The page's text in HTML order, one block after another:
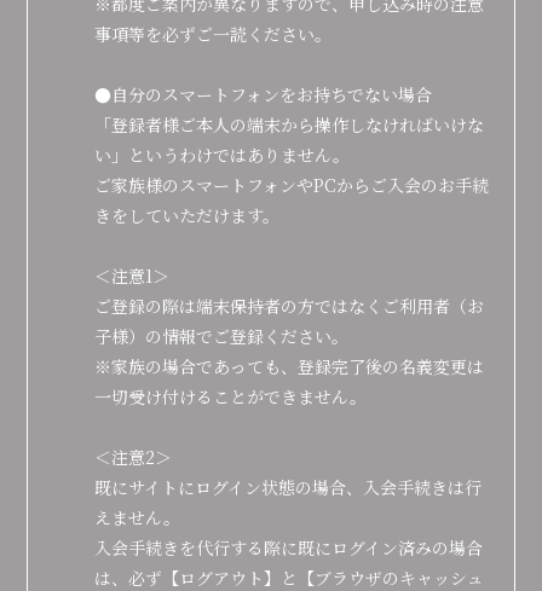
事項等を必ずご一読ください。
●自分のスマートフォンをお持ちでない場合
「登録者様ご本人の端末から操作しなければいけな
い」というわけではありません。
ご家族様のスマートフォンやPCからご入会のお手続
きをしていただけます。
＜注意1＞
ご登録の際は端末保持者の方ではなくご利用者（お
子様）の情報でご登録ください。
※家族の場合であっても、登録完了後の名義変更は
一切受け付けることができません。
＜注意2＞
既にサイトにログイン状態の場合、入会手続きは行
えません。
入会手続きを代行する際に既にログイン済みの場合
は、必ず【ログアウト】と【ブラウザのキャッシュ